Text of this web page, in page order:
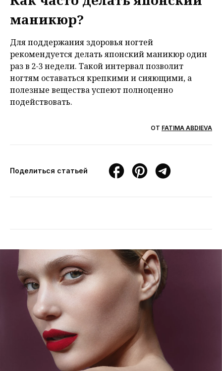
маникюр?
Для поддержания здоровья ногтей
рекомендуется делать японский маникюр один
раз в 2-3 недели. Такой интервал позволит
ногтям оставаться крепкими и сияющими, а
полезные вещества успеют полноценно
подействовать.
ОТ FATIMA ABDIEVA
Поделиться статьей